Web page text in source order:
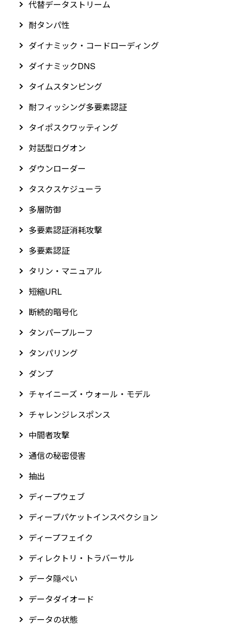
代替データストリーム
耐タンパ性
ダイナミック・コードローディング
ダイナミックDNS
タイムスタンピング
耐フィッシング多要素認証
タイポスクワッティング
対話型ログオン
ダウンローダー
タスクスケジューラ
多層防御
多要素認証消耗攻撃
多要素認証
タリン・マニュアル
短縮URL
断続的暗号化
タンパープルーフ
タンパリング
ダンプ
チャイニーズ・ウォール・モデル
チャレンジレスポンス
中間者攻撃
通信の秘密侵害
抽出
ディープウェブ
ディープパケットインスペクション
ディープフェイク
ディレクトリ・トラバーサル
データ隠ぺい
データダイオード
データの状態